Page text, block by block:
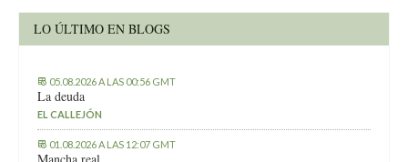
LO ÚLTIMO EN BLOGS
05.08.2026 A LAS 00:56 GMT
La deuda
EL CALLEJÓN
01.08.2026 A LAS 12:07 GMT
Mancha real